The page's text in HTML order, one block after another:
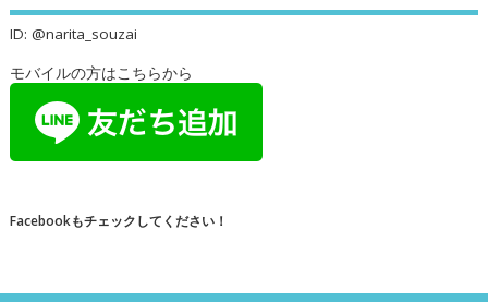
ID: @narita_souzai
モバイルの方はこちらから
Facebookもチェックしてください！